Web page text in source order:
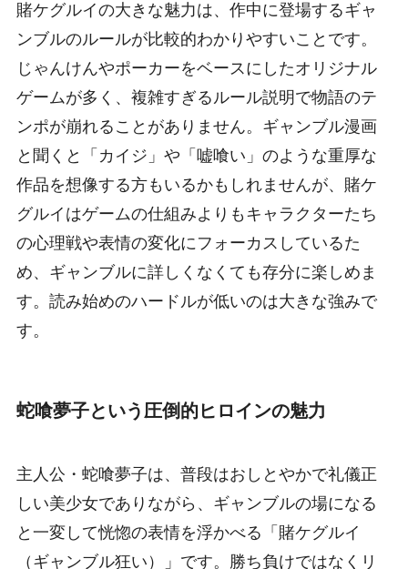
賭ケグルイの大きな魅力は、作中に登場するギャ
ンブルのルールが比較的わかりやすいことです。
じゃんけんやポーカーをベースにしたオリジナル
ゲームが多く、複雑すぎるルール説明で物語のテ
ンポが崩れることがありません。ギャンブル漫画
と聞くと「カイジ」や「嘘喰い」のような重厚な
作品を想像する方もいるかもしれませんが、賭ケ
グルイはゲームの仕組みよりもキャラクターたち
の心理戦や表情の変化にフォーカスしているた
め、ギャンブルに詳しくなくても存分に楽しめま
す。読み始めのハードルが低いのは大きな強みで
す。
蛇喰夢子という圧倒的ヒロインの魅力
主人公・蛇喰夢子は、普段はおしとやかで礼儀正
しい美少女でありながら、ギャンブルの場になる
と一変して恍惚の表情を浮かべる「賭ケグルイ
（ギャンブル狂い）」です。勝ち負けではなくリ